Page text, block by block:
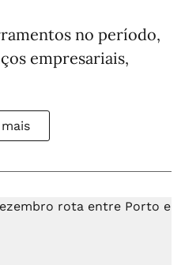
no período,
empresariais,